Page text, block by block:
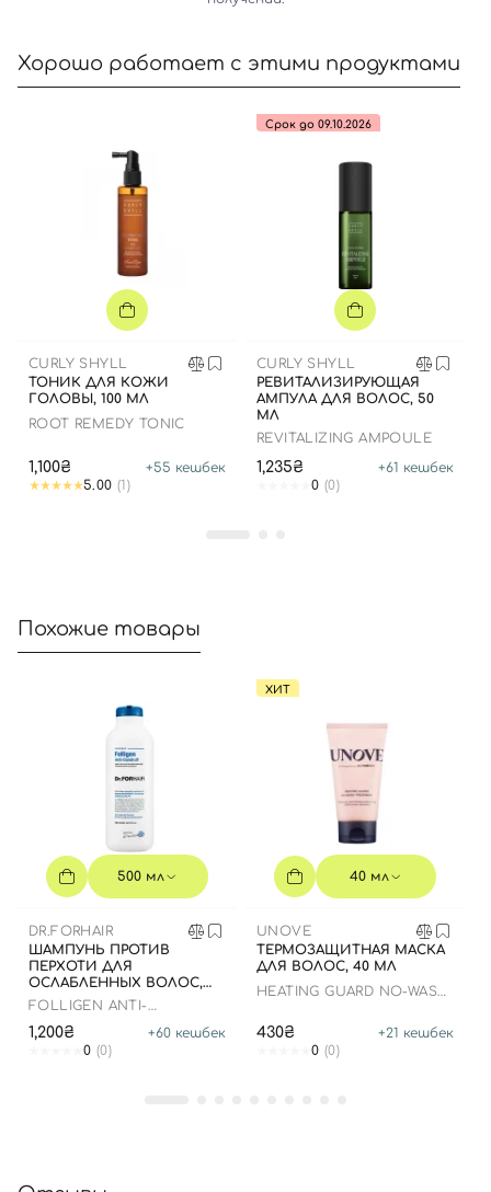
Хорошо работает с этими продуктами
CURLY SHYLL
ТОНИК ДЛЯ КОЖИ
ГОЛОВЫ, 100 МЛ
ROOT REMEDY TONIC
1,100₴ +55 кешбек
5.00 (1)
Срок до 09.10.2026
CURLY SHYLL
РЕВИТАЛИЗИРУЮЩАЯ
АМПУЛА ДЛЯ ВОЛОС, 50
МЛ
REVITALIZING AMPOULE
1,235₴ +61 кешбек
0 (0)
Похожие товары
500 мл
DR.FORHAIR
ШАМПУНЬ ПРОТИВ
ПЕРХОТИ ДЛЯ
ОСЛАБЛЕННЫХ ВОЛОС,
500 МЛ
FOLLIGEN ANTI-
1,200₴ +60 кешбек
0 (0)
ХИТ
40 мл
UNOVE
ТЕРМОЗАЩИТНАЯ МАСКА
ДЛЯ ВОЛОС, 40 МЛ
HEATING GUARD NO-WASH
430₴ +21 кешбек
0 (0)
Вход Регистрация
Номер телефона
принимаете условияПользовательские соглашения
Далее